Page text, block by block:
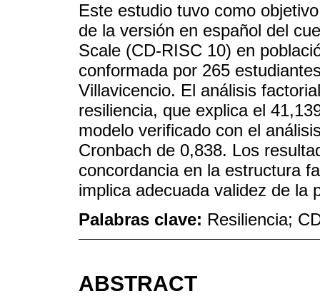
Este estudio tuvo como
de la versión en español del
Scale (CD-RISC 10) en
conformada por 265
Villavicencio. El análisis
resiliencia, que explica el
modelo verificado con el
Cronbach de 0,838. Los
concordancia en la estructura
implica adecuada validez de la
Palabras clave: Resiliencia;
ABSTRACT